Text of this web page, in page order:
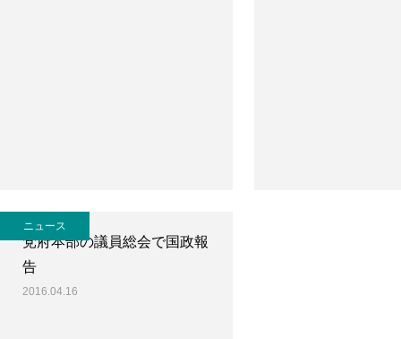
ニュース
党府本部の議員総会で国政報
告
2016.04.16